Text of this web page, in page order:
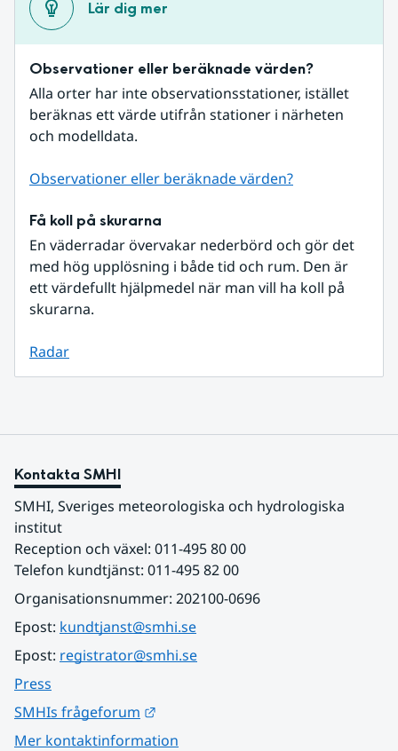
Lär dig mer
Observationer eller beräknade värden?
Alla orter har inte observationsstationer, istället
beräknas ett värde utifrån stationer i närheten
och modelldata.
Observationer eller beräknade värden?
Få koll på skurarna
En väderradar övervakar nederbörd och gör det
med hög upplösning i både tid och rum. Den är
ett värdefullt hjälpmedel när man vill ha koll på
skurarna.
Radar
Kontakta SMHI
SMHI, Sveriges meteorologiska och hydrologiska
institut
Reception och växel: 011-495 80 00
Telefon kundtjänst: 011-495 82 00
Organisationsnummer: 202100-0696
Epost: kundtjanst@smhi.se
Epost: registrator@smhi.se
Press
SMHIs frågeforum
Mer kontaktinformation